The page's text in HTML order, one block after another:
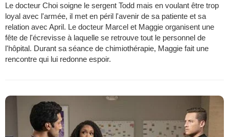
Le docteur Choi soigne le sergent Todd mais en voulant être trop
loyal avec l'armée, il met en péril l'avenir de sa patiente et sa
relation avec April. Le docteur Marcel et Maggie organisent une
fête de l'écrevisse à laquelle se retrouve tout le personnel de
l'hôpital. Durant sa séance de chimiothérapie, Maggie fait une
rencontre qui lui redonne espoir.